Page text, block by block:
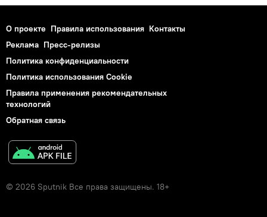
О проекте Правила использования Контакты
Реклама Пресс-релизы
Политика конфиденциальности
Политика использования Cookie
Правила применения рекомендательных
технологий
Обратная связь
© 2026 Sputnik Все права защищены. 18+